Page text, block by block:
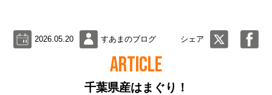
2026.05.20 すあまのブログ シェア
ARTICLE
千葉県産はまぐり！